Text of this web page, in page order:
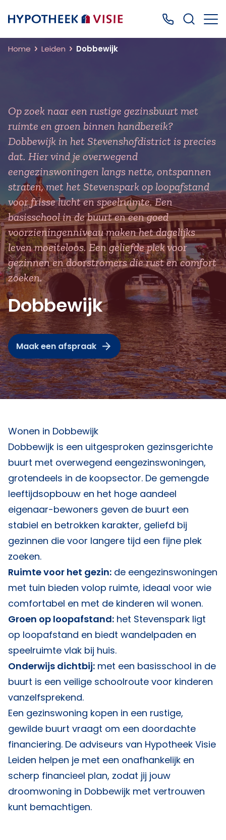
Terug naar home Bel ons: 0499
Home Leiden Dobbewijk
Op zoek naar een rustige gezinsbuurt met
ruimte en groen binnen handbereik?
Dobbewijk in het Stevenshofdistrict is precies
dat. Hier vind je overwegend
eengezinswoningen langs nette, ontspannen
straten, met het Stevenspark op loopafstand
voor frisse lucht en speelruimte. Een
basisschool in de buurt en een goed
voorzieningenniveau maken het dagelijks
leven moeiteloos. Een geliefde plek voor
gezinnen en doorstromers die rust en comfort
zoeken.
Dobbewijk
Maak een afspraak
Wonen in Dobbewijk
Dobbewijk is een uitgesproken gezinsgerichte
buurt met overwegend eengezinswoningen,
grotendeels in de koopsector. De gemengde
leeftijdsopbouw en het hoge aandeel
eigenaar-bewoners geven de buurt een
stabiel en betrokken karakter, geliefd bij
gezinnen die voor langere tijd een fijne plek
zoeken.
Ruimte voor het gezin: de eengezinswoningen
met tuin bieden volop ruimte, ideaal voor wie
comfortabel en met de kinderen wil wonen.
Groen op loopafstand: het Stevenspark ligt
op loopafstand en biedt wandelpaden en
speelruimte vlak bij huis.
Onderwijs dichtbij: met een basisschool in de
buurt is een veilige schoolroute voor kinderen
vanzelfsprekend.
Een gezinswoning kopen in een rustige,
gewilde buurt vraagt om een doordachte
financiering. De adviseurs van Hypotheek Visie
Leiden helpen je met een onafhankelijk en
scherp financieel plan, zodat jij jouw
droomwoning in Dobbewijk met vertrouwen
kunt bemachtigen.